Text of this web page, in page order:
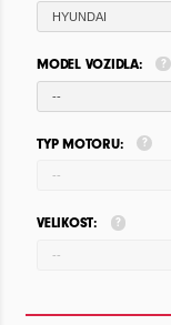
HYUNDAI
MODEL VOZIDLA:
--
TYP MOTORU:
--
VELIKOST:
--